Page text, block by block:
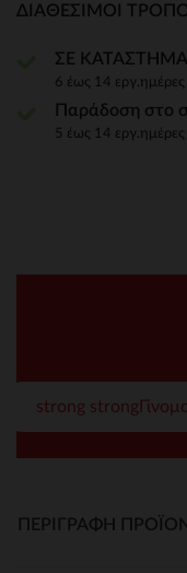
ΔΙΑΘΈΣΙΜΟΙ
ΣΕ ΚΑΤΑΣΤΗΜΑ
6 έως 14 εργ.ημέρες
Παράδοση στο
5 έως 14 εργ.ημέρες
strong
ΠΕΡΙΓΡΑΦΉ